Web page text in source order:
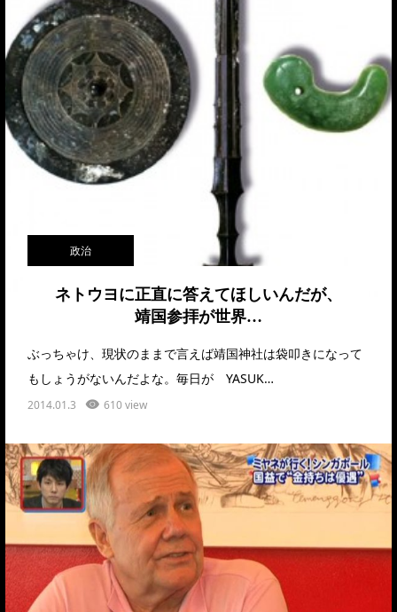
政治
ネトウヨに正直に答えてほしいんだが、
靖国参拝が世界…
ぶっちゃけ、現状のままで言えば靖国神社は袋叩きになって
もしょうがないんだよな。毎日が YASUK…
2014.01.3 610 view